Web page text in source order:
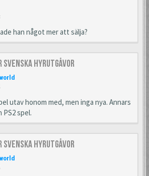
han något mer att sälja?
svenska hyrutgåvor
utav honom med, men inga nya. Annars
PS2 spel.
svenska hyrutgåvor